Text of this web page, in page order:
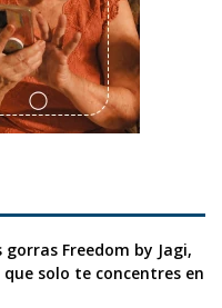
Freedom by Jagi,
solo te concentres en